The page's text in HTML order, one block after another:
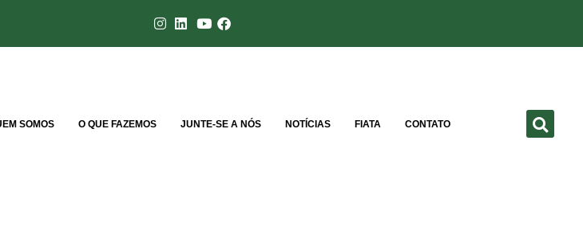
SOMOS O QUE FAZEMOS JUNTE-SE A NÓS NOTÍCIAS FIATA CONTATO